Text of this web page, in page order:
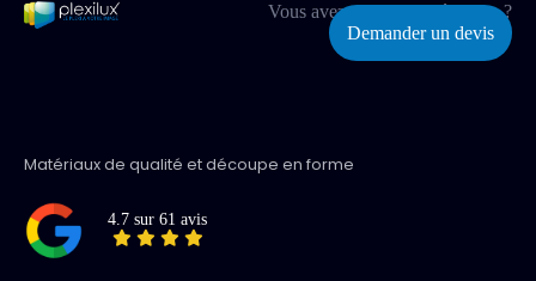
Vous avez un projet spécifique ?
Demander un devis
Matériaux de qualité et découpe en forme
4.7 sur 61 avis